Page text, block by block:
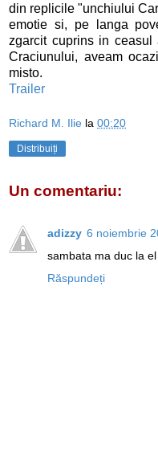
din replicile "unchiului
emotie si, pe langa
zgarcit cuprins in ceasul
Craciunului, aveam
misto.
Trailer
Richard M. Ilie la 00:20
Distribuiți
Un comentariu:
adizzy 6 noiembrie
sambata ma duc la
Răspundeți